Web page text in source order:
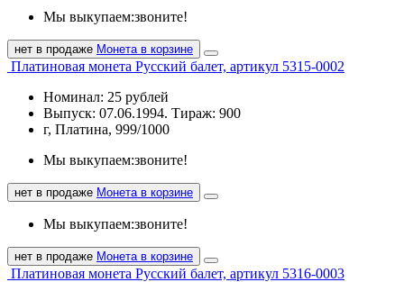
Мы выкупаем:звоните!
нет в продаже Монета в корзине
Платиновая монета Русский балет, артикул 5315-0002
Номинал: 25 рублей
Выпуск: 07.06.1994. Тираж: 900
г, Платина, 999/1000
Мы выкупаем:звоните!
нет в продаже Монета в корзине
Мы выкупаем:звоните!
нет в продаже Монета в корзине
Платиновая монета Русский балет, артикул 5316-0003